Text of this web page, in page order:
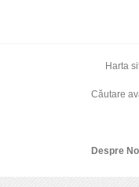
Harta
Căutare
Despre